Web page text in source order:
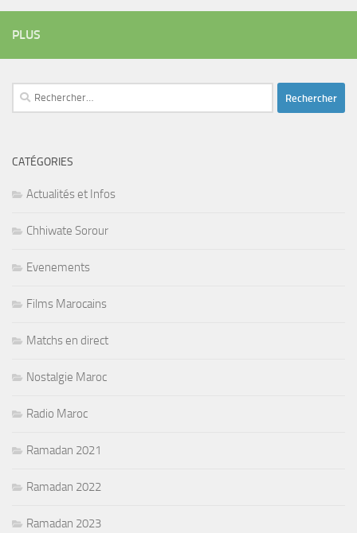
PLUS
Rechercher :
CATÉGORIES
Actualités et Infos
Chhiwate Sorour
Evenements
Films Marocains
Matchs en direct
Nostalgie Maroc
Radio Maroc
Ramadan 2021
Ramadan 2022
Ramadan 2023